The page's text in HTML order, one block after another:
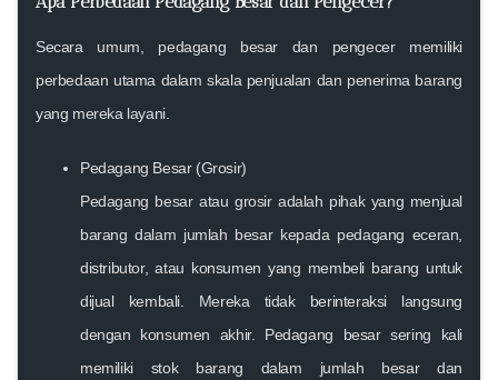
Secara umum, pedagang besar dan pengecermemiliki
perbedaan utama dalamskala penjualan dan penerima barang
yang mereka layani.
Pedagang Besar (Grosir)
Pedagang besar atau grosir adalah pihak yang menjual
barang dalam jumlah besar kepada pedagang eceran,
distributor, atau konsumen yang membeli barang untuk
dijual kembali. Mereka tidak berinteraksi langsung
dengan konsumen akhir. Pedagang besar sering kali
memiliki stok barang dalam jumlah besar dan